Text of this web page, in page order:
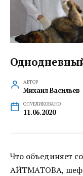
АВТОР
Михаил Васильев
ОПУБЛИКОВАНО
11.06.2020
Что объединяет
АЙТМАТОВА, шеф-